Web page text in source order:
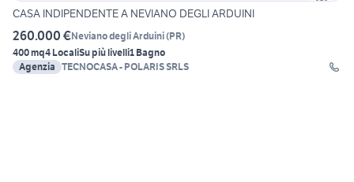
CASA INDIPENDENTE A NEVIANO DEGLI ARDUINI
260.000 €Neviano degli Arduini(PR)
400 mq4 LocaliSu più livelli1 Bagno
Agenzia TECNOCASA - POLARIS SRLS